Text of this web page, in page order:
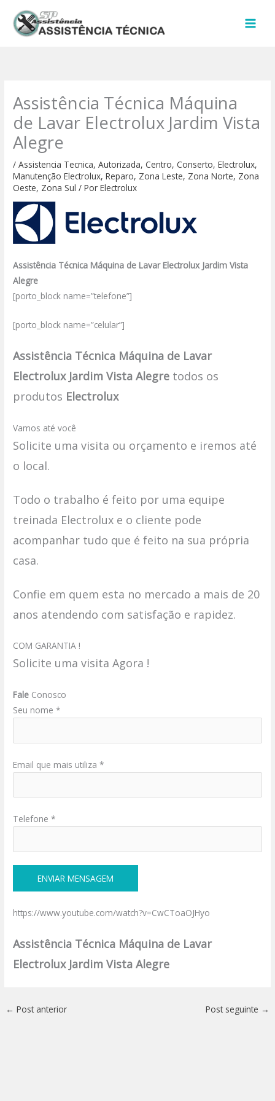
para
Assistência Técnica Máquina
de Lavar Electrolux Jardim Vista
Alegre
/Assistencia Tecnica,Autorizada,Centro,Conserto,Electrolux,
Manutenção Electrolux,Reparo, Zona Leste, Zona Norte, Zona
Oeste, Zona Sul / PorElectrolux
Assistência Técnica Máquina de Lavar Electrolux Jardim Vista
Alegre
[porto_block name=”telefone”]
[porto_block name=”celular”]
Assistência Técnica Máquina de Lavar
Electrolux Jardim Vista Alegre todos os
produtos Electrolux
Vamos até você
Solicite uma visita ou orçamento e iremos até
o local.
Todo o trabalho é feito por uma equipe
treinada Electrolux e o cliente pode
acompanhar tudo que é feito na sua própria
casa.
Confie em quem esta no mercado a mais de 20
anos atendendo com satisfação e rapidez.
COM GARANTIA !
Solicite uma visita Agora !
Fale Conosco
Seu nome *
Email que mais utiliza *
Telefone *
https://www.youtube.com/watch?v=CwCToaOJHyo
Assistência Técnica Máquina de Lavar
Electrolux Jardim Vista Alegre
← Post anterior Post seguinte →